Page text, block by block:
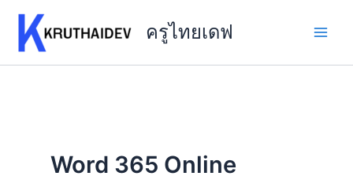
content
ครูไทยเดฟ
Word 365 Online